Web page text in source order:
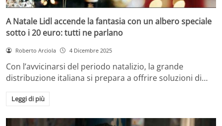
A Natale Lidl accende la fantasia con un albero speciale
sotto i 20 euro: tutti ne parlano
Roberto Arciola 4 Dicembre 2025
Con l’avvicinarsi del periodo natalizio, la grande
distribuzione italiana si prepara a offrire soluzioni di…
Leggi di più